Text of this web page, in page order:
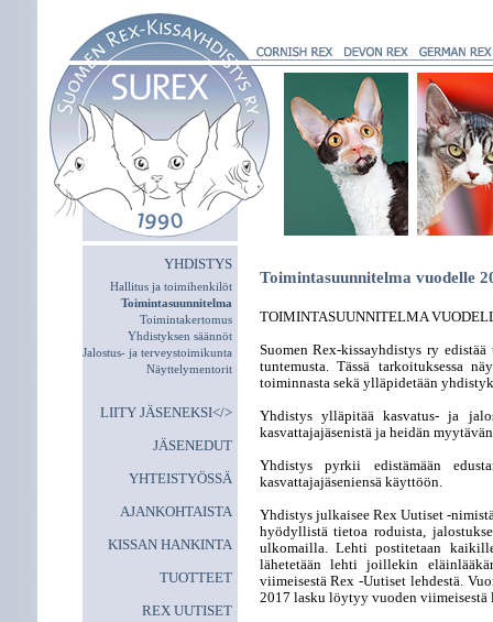
YHDISTYS
Hallitus ja toimihenkilöt
Toimintasuunnitelma
Toimintakertomus
Yhdistyksen säännöt
Jalostus- ja terveystoimikunta
Näyttelymentorit
LIITY JÄSENEKSI</>
JÄSENEDUT
YHTEISTYÖSSÄ
AJANKOHTAISTA
KISSAN HANKINTA
TUOTTEET
REX UUTISET
Toimintasuunnitelma vuodelle
TOIMINTASUUNNITELMA
Suomen Rex-kissayhdistys ry
tuntemusta. Tässä tarkoituksessa
toiminnasta sekä ylläpidetään
Yhdistys ylläpitää kasvatus- ja
kasvattajajäsenistä ja heidän
Yhdistys pyrkii edistämään
kasvattajajäseniensä käyttöön.
Yhdistys julkaisee Rex Uutiset -
hyödyllistä tietoa roduista,
ulkomailla. Lehti postitetaan
lähetetään lehti joillekin
viimeisestä Rex -Uutiset lehdestä.
2017 lasku löytyy vuoden viimeisestä